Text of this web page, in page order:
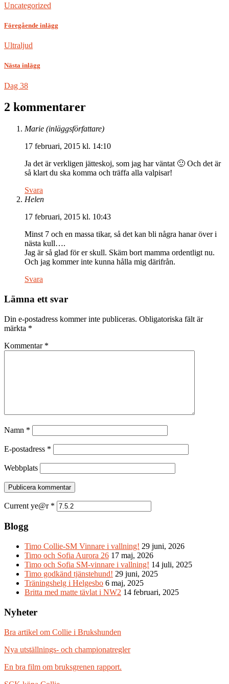
Uncategorized
Föregående inlägg
Ultraljud
Nästa inlägg
Dag 38
2 kommentarer
Marie (inläggsförfattare)
17 februari, 2015 kl. 14:10
Ja det är verkligen jätteskoj, som jag har väntat 🙂 Och det är
så klart du ska komma och träffa alla valpisar!
Svara
Helen
17 februari, 2015 kl. 10:43
Minst 7 och en massa tikar, så det kan bli några hanar över i
nästa kull….
Jag är så glad för er skull. Skäm bort mamma ordentligt nu.
Och jag kommer inte kunna hålla mig därifrån.
Svara
Lämna ett svar
Din e-postadress kommer inte publiceras. Obligatoriska fält är
märkta *
Kommentar *
Namn *
E-postadress *
Webbplats
Current ye@r *
Blogg
Timo Collie-SM Vinnare i vallning! 29 juni, 2026
Timo och Sofia Aurora 26 17 maj, 2026
Timo och Sofia SM-vinnare i vallning! 14 juli, 2025
Timo godkänd tjänstehund! 29 juni, 2025
Träningshelg i Helgesbo 6 maj, 2025
Britta med matte tävlat i NW2 14 februari, 2025
Nyheter
Bra artikel om Collie i Brukshunden
Nya utställnings- och championatregler
En bra film om bruksgrenen rapport.